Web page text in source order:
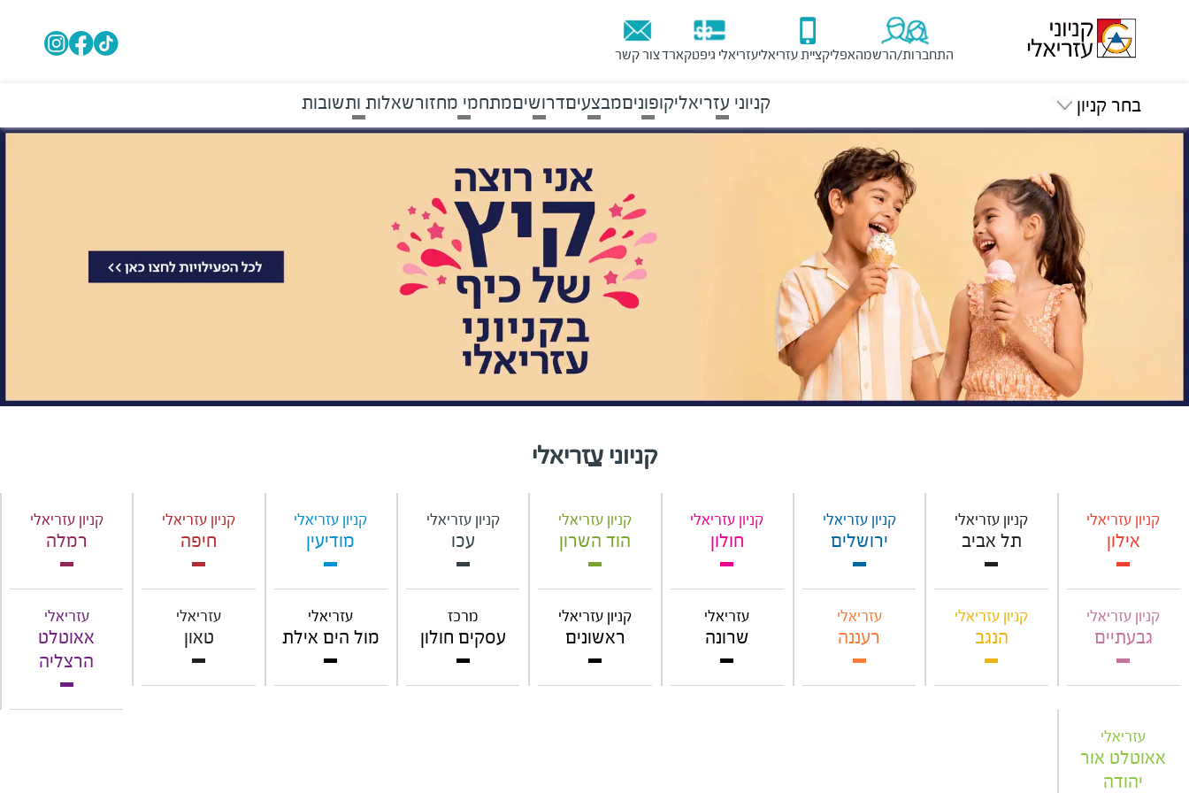
התחברות/הרשמהאפליקציית עזריאליעזריאלי גיפטקארדצור קשר
בחר קניון קניוני עזריאליקופוניםמבצעיםדרושיםמתחמי מחזורשאלות ותשובות
קניוני עזריאלי
קניון עזריאלי
אילון
קניון עזריאלי
תל אביב
קניון עזריאלי
ירושלים
קניון עזריאלי
חולון
קניון עזריאלי
הוד השרון
קניון עזריאלי
עכו
קניון עזריאלי
מודיעין
קניון עזריאלי
חיפה
קניון עזריאלי
רמלה
קניון עזריאלי
גבעתיים
קניון עזריאלי
הנגב
עזריאלי
רעננה
עזריאלי
שרונה
קניון עזריאלי
ראשונים
מרכז
עסקים חולון
עזריאלי
מול הים אילת
עזריאלי
טאון
עזריאלי
אאוטלט
הרצליה
עזריאלי
אאוטלט אור
יהודה